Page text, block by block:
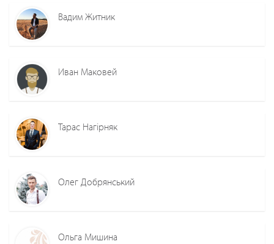
Вадим Житник
Иван Маковей
Тарас Нагірняк
Олег Добрянський
Ольга Мишина